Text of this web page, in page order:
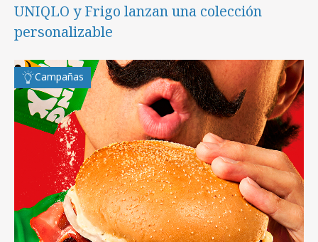
UNIQLO y Frigo lanzan una colección
personalizable
Campañas